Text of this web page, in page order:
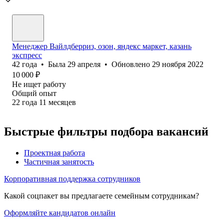
Менеджер Вайлдберриз, озон, яндекс маркет, казань
экспресс
42 года • Была 29 апреля • Обновлено 29 ноября 2022
10 000 ₽
Не ищет работу
Общий опыт
22 года 11 месяцев
Быстрые фильтры подбора вакансий
Проектная работа
Частичная занятость
Корпоративная поддержка сотрудников
Какой соцпакет вы предлагаете семейным сотрудникам?
Оформляйте кандидатов онлайн